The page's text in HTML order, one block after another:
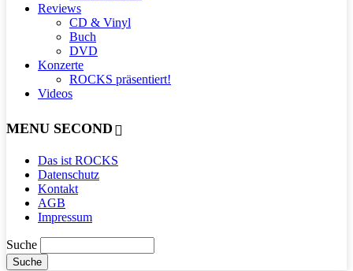
Reviews
CD & Vinyl
Buch
DVD
Konzerte
ROCKS präsentiert!
Videos
MENU SECOND
Das ist ROCKS
Datenschutz
Kontakt
AGB
Impressum
Suche